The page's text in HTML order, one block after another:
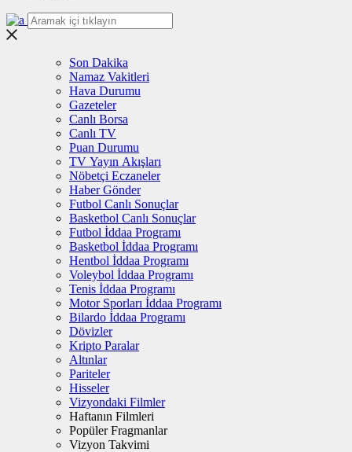
Son Dakika
Namaz Vakitleri
Hava Durumu
Gazeteler
Canlı Borsa
Canlı TV
Puan Durumu
TV Yayın Akışları
Nöbetçi Eczaneler
Haber Gönder
Futbol Canlı Sonuçlar
Basketbol Canlı Sonuçlar
Futbol İddaa Programı
Basketbol İddaa Programı
Hentbol İddaa Programı
Voleybol İddaa Programı
Tenis İddaa Programı
Motor Sporları İddaa Programı
Bilardo İddaa Programı
Dövizler
Kripto Paralar
Altınlar
Pariteler
Hisseler
Vizyondaki Filmler
Haftanın Filmleri
Popüler Fragmanlar
Vizyon Takvimi